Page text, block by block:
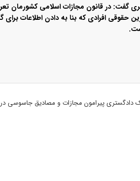
گفت: در قانون مجازات اسلامی کشورمان
حقوقی افرادی که بنا به دادن اطلاعات برای
پیرامون مجازات و مصادیق جاسوسی در